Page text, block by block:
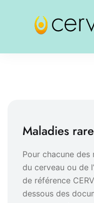
Maladies
Pour chacune des
du cerveau ou de
de référence
dessous des